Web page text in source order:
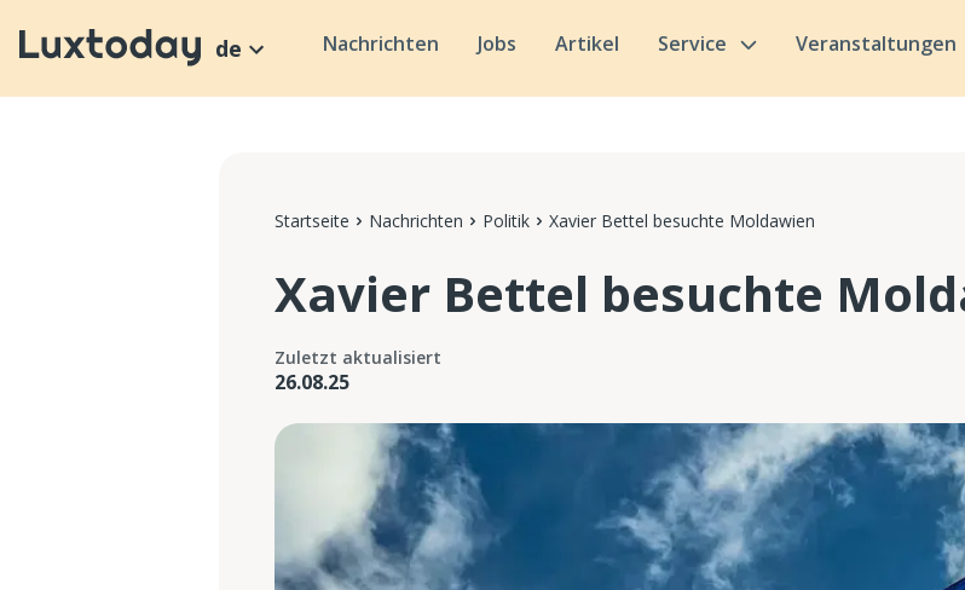
de Nachrichten Jobs Artikel Service Veranstaltungen
Startseite Nachrichten Politik Xavier Bettel besuchte Moldawien
Xavier Bettel besuchte
Zuletzt aktualisiert
26.08.25